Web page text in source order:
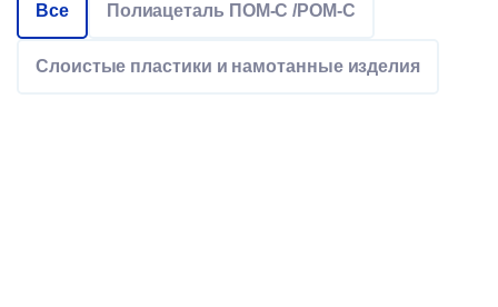
Все Полиацеталь ПОМ-С /POM-C
Слоистые пластики и намотанные изделия